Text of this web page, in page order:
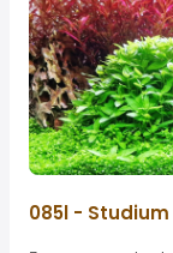
085l - Studium